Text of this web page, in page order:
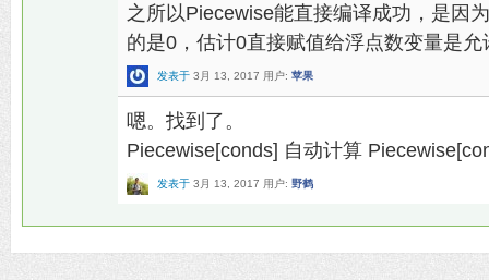
之所以Piecewise能直接编译成功，是因
的是0，估计0直接赋值给浮点数变量是允
发表于 3月 13, 2017 用户: 苹果
嗯。找到了。
Piecewise[conds] 自动计算
发表于 3月 13, 2017 用户: 野鹤